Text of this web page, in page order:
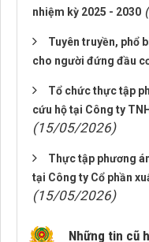
nhiệm kỳ 2025 - 2030
Tuyên truyền, phổ
cho người đứng đầu
Tổ chức thực tập
cứu hộ tại Công ty
(15/05/2026)
Thực tập phương
tại Công ty Cổ phần
(15/05/2026)
Những tin cũ